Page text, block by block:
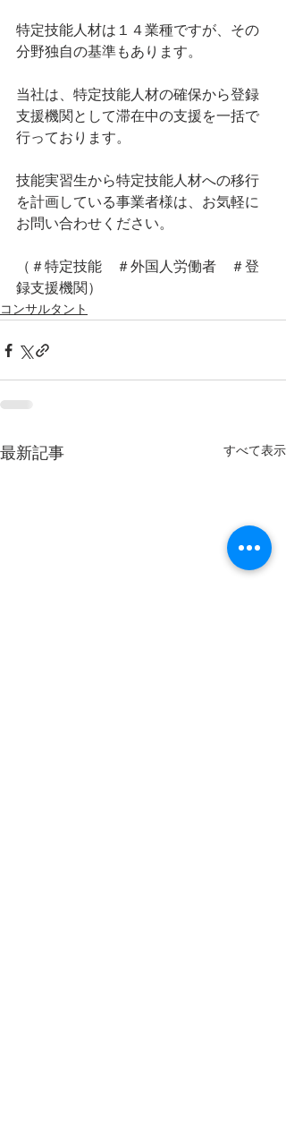
特定技能人材は１４業種ですが、その
分野独自の基準もあります。
当社は、特定技能人材の確保から登録
支援機関として滞在中の支援を一括で
行っております。
技能実習生から特定技能人材への移行
を計画している事業者様は、お気軽に
お問い合わせください。
（＃特定技能　＃外国人労働者　＃登
録支援機関）
コンサルタント
最新記事 すべて表示